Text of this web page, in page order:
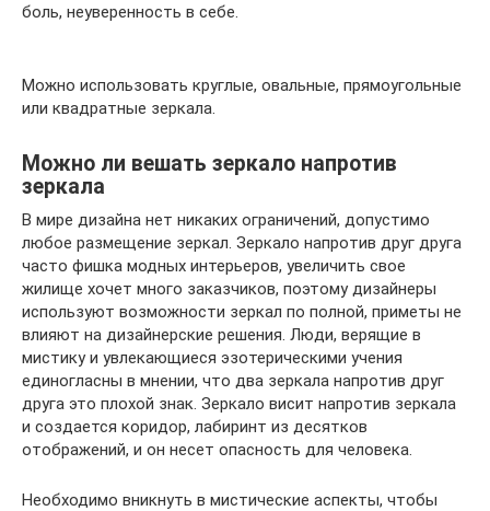
боль, неуверенность в себе.
Можно использовать круглые, овальные, прямоугольные
или квадратные зеркала.
Можно ли вешать зеркало напротив
зеркала
В мире дизайна нет никаких ограничений, допустимо
любое размещение зеркал. Зеркало напротив друг друга
часто фишка модных интерьеров, увеличить свое
жилище хочет много заказчиков, поэтому дизайнеры
используют возможности зеркал по полной, приметы не
влияют на дизайнерские решения. Люди, верящие в
мистику и увлекающиеся эзотерическими учения
единогласны в мнении, что два зеркала напротив друг
друга это плохой знак. Зеркало висит напротив зеркала
и создается коридор, лабиринт из десятков
отображений, и он несет опасность для человека.
Необходимо вникнуть в мистические аспекты, чтобы